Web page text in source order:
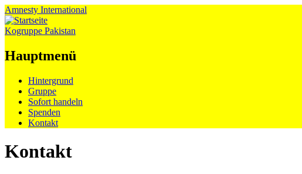
Amnesty International
Kogruppe Pakistan
Hauptmenü
Zum
Inhalt
springen
Hintergrund
Gruppe
Sofort handeln
Spenden
Kontakt
Kontakt